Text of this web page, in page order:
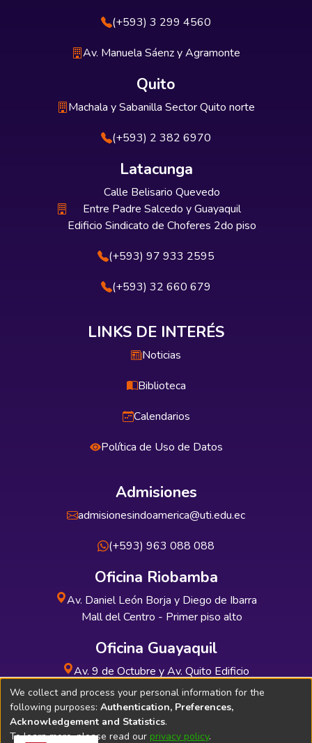
(+593) 3 299 4560
Av. Manuela Sáenz y Agramonte
Quito
Machala y Sabanilla Sector Quito norte
(+593) 2 382 6970
Latacunga
Calle Belisario Quevedo
Entre Padre Salcedo y Guayaquil
Edificio Sindicato de Choferes 2do piso
(+593) 97 933 2595
(+593) 32 660 679
LINKS DE INTERÉS
Noticias
Biblioteca
Calendarios
Política de Uso de Datos
Admisiones
admisionesindoamerica@uti.edu.ec
(+593) 963 088 088
Oficina Riobamba
Av. Daniel León Borja y Diego de Ibarra
Mall del Centro - Primer piso alto
Oficina Guayaquil
Av. 9 de Octubre y Av. Quito Edificio
INDUAUTO - Planta baja
We collect and process your personal information for the
following purposes: Authentication, Preferences,
Acknowledgement and Statistics.
To learn more, please read our privacy policy.